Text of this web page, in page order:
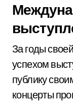
За годы
успехом
публику
концерты